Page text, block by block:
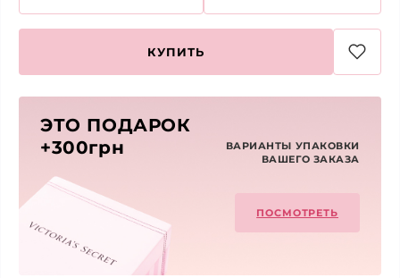
КУПИТЬ
ЭТО ПОДАРОК
+300грн
ВАРИАНТЫ УПАКОВКИ
ВАШЕГО ЗАКАЗА
ПОСМОТРЕТЬ